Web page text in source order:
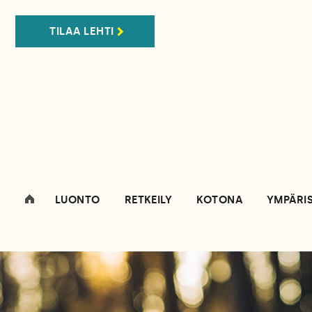
TILAA LEHTI
LUONTO RETKEILY KOTONA